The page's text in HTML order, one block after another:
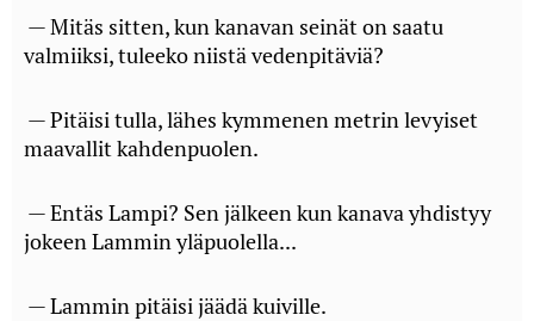
— Mitäs sitten, kun kanavan seinät on saatu
valmiiksi, tuleeko niistä vedenpitäviä?
— Pitäisi tulla, lähes kymmenen metrin levyiset
maavallit kahdenpuolen.
— Entäs Lampi? Sen jälkeen kun kanava yhdistyy
jokeen Lammin yläpuolella...
— Lammin pitäisi jäädä kuiville.